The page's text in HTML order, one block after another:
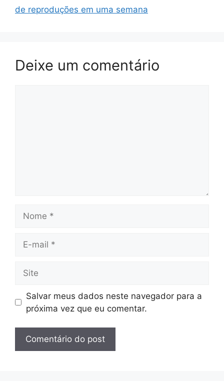
de reproduções em uma semana
Deixe um comentário
mail
Salvar meus dados neste navegador para a
próxima vez que eu comentar.